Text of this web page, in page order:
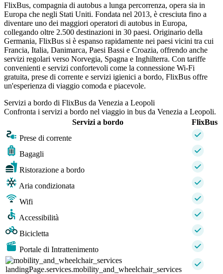
FlixBus, compagnia di autobus a lunga percorrenza, opera sia in
Europa che negli Stati Uniti. Fondata nel 2013, è cresciuta fino a
diventare uno dei maggiori operatori di autobus in Europa,
collegando oltre 2.500 destinazioni in 30 paesi. Originario della
Germania, FlixBus si è espanso rapidamente nei paesi vicini tra cui
Francia, Italia, Danimarca, Paesi Bassi e Croazia, offrendo anche
servizi regolari verso Norvegia, Spagna e Inghilterra. Con tariffe
convenienti e servizi confortevoli come la connessione Wi-Fi
gratuita, prese di corrente e servizi igienici a bordo, FlixBus offre
un'esperienza di viaggio comoda e piacevole.
Servizi a bordo di FlixBus da Venezia a Leopoli
Confronta i servizi a bordo nel viaggio in bus da Venezia a Leopoli.
Servizi a bordo
FlixBus
Prese di corrente
Bagagli
Ristorazione a bordo
Aria condizionata
Wifi
Accessibilità
Bicicletta
Portale di Intrattenimento
landingPage.services.mobility_and_wheelchair_services